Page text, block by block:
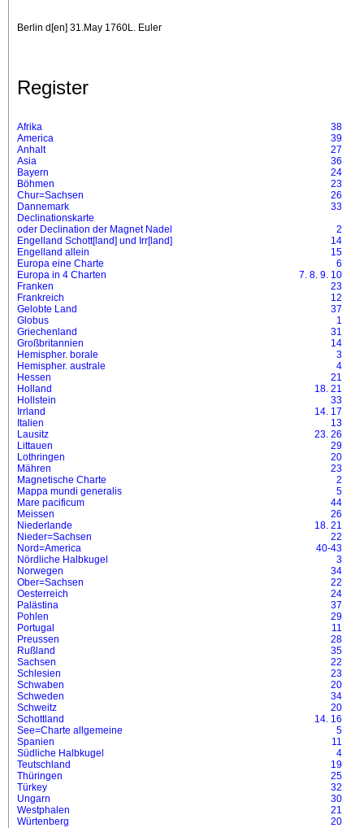
Berlin d[en] 31.May 1760L. Euler
Register
Afrika
38
America
39
Anhalt
27
Asia
36
Bayern
24
Böhmen
23
Chur=Sachsen
26
Dannemark
33
Declinationskarte
oder Declination der Magnet Nadel
2
Engelland Schott[land] und Irr[land]
14
Engelland allein
15
Europa eine Charte
6
Europa in 4 Charten
7. 8. 9. 10
Franken
23
Frankreich
12
Gelobte Land
37
Globus
1
Griechenland
31
Großbritannien
14
Hemispher. borale
3
Hemispher. australe
4
Hessen
21
Holland
18. 21
Hollstein
33
Irrland
14. 17
Italien
13
Lausitz
23. 26
Littauen
29
Lothringen
20
Mähren
23
Magnetische Charte
2
Mappa mundi generalis
5
Mare pacificum
44
Meissen
26
Niederlande
18. 21
Nieder=Sachsen
22
Nord=America
40-43
Nördliche Halbkugel
3
Norwegen
34
Ober=Sachsen
22
Oesterreich
24
Palästina
37
Pohlen
29
Portugal
11
Preussen
28
Rußland
35
Sachsen
22
Schlesien
23
Schwaben
20
Schweden
34
Schweitz
20
Schottland
14. 16
See=Charte allgemeine
5
Spanien
11
Südliche Halbkugel
4
Teutschland
19
Thüringen
25
Türkey
32
Ungarn
30
Westphalen
21
Würtenberg
20